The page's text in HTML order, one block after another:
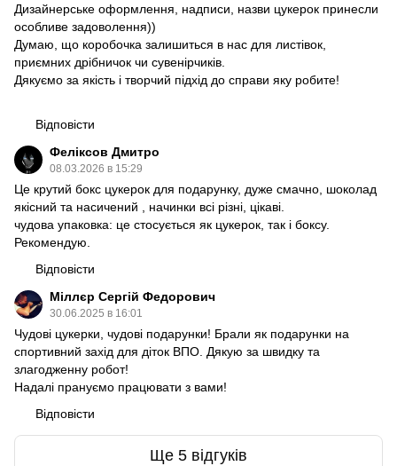
Дизайнерське оформлення, надписи, назви цукерок принесли
особливе задоволення))
Думаю, що коробочка залишиться в нас для листівок,
приємних дрібничок чи сувенірчиків.
Дякуємо за якість і творчий підхід до справи яку робите!
Відповісти
Феліксов Дмитро
08.03.2026 в 15:29
Це крутий бокс цукерок для подарунку, дуже смачно, шоколад
якісний та насичений , начинки всі різні, цікаві.
чудова упаковка: це стосується як цукерок, так і боксу.
Рекомендую.
Відповісти
Міллєр Сергій Федорович
30.06.2025 в 16:01
Чудові цукерки, чудові подарунки! Брали як подарунки на
спортивний захід для діток ВПО. Дякую за швидку та
злагодженну робот!
Надалі прануємо працювати з вами!
Відповісти
Ще 5 відгуків